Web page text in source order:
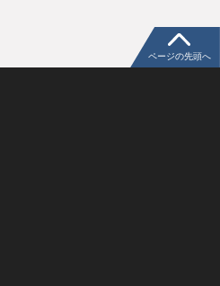
ページの先頭へ